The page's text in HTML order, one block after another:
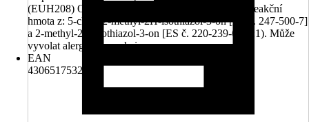
(EUH208) Obsahuje 1,2-benzisothiazol-3(2H)-on, reakční
hmota z: 5-chlor-2-methyl-2H-isothiazol-3-on [ES č. 247-500-7]
a 2-methyl-2H-isothiazol-3-on [ES č. 220-239-6] (3:1). Může
vyvolat alergickou reakci.
EAN
4306517532314